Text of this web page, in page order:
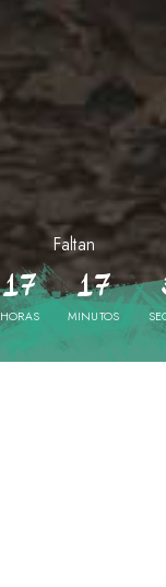
Faltan
17
HORAS
17
MINUTOS